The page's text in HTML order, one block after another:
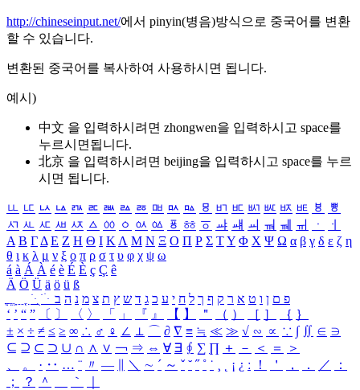
http://chineseinput.net/에서 pinyin(병음)방식으로 중국어를 변환
할 수 있습니다.
변환된 중국어를 복사하여 사용하시면 됩니다.
예시)
中文 을 입력하시려면 zhongwen을 입력하시고 space를
누르시면됩니다.
北京 을 입력하시려면 beijing을 입력하시고 space를 누르
시면 됩니다.
ㅥ ㅦ ㅧ ㅨ ㅩ ㅪ ㅫ ㅬ ㅭ ㅮ ㅯ ㅰ ㅱ ㅲ ㅳ ㅴ ㅵ ㅶ ㅷ ㅸ
ㅹ
ㅺ ㅻ ㅼ ㅽ ㅾ ㅿ ㆀ ㆁ ㆂ ㆃ ㆄ ㆅ ㆆ ㆇ ㆈ ㆉ ㆊ ㆋ ㆌ ㆍ
ㆎ
Α Β ΓΔ Ε Ζ Η Θ Ι ΚΛ Μ Ν Ξ Ο Π Ρ Σ ΤΥ Φ Χ Ψ Ω α β γ δ ε ζ η
θ ι κ λ μ ν ξ ο π ρ σ τ υ φ χ ψ ω
á à Á À é è É È ç Ç ê
Ä Ö Ü ä ö ü ß
ִֶֹ ֻּ ׁׂ פ ם ן ו ט א ר ק ף ך ל ח י ע כ ג ד ש ץ ת צ מ נ ה ב
‘ ’ “ ” 〔 〕 〈 〉 「 」 『 』 【 】 ＂ （ ） ［ ］ ｛ ｝
± × ÷ ≠ ≤ ≥ ∞ ∴ ♂ ♀ ∠ ⊥ ⌒ ∂ ∇ ≡ ≒ ≪ ≫ √ ∽ ∝ ∵ ∫ ∬ ∈ ∋
⊆ ⊇ ⊂ ⊃ ∪ ∩ ∧ ∨ ￢ ⇒ ⇔ ∀ ∃ ∮ ∑ ∏ ＋ － ＜ ＝
＞
、
。 · ‥ … ¨ 〃 ― ＼ ∼ ´ ～ ˇ ˘ ˝ ˚ ˙ ¸ ¡ ¿ ː ！ ＇ ， ． ／
：
；
？ ＾ ｀